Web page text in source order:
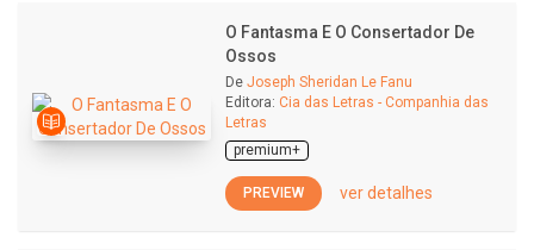
O Fantasma E O Consertador De
Ossos
De Joseph Sheridan Le Fanu
Editora: Cia das Letras - Companhia das
Letras
premium+
PREVIEW ver detalhes